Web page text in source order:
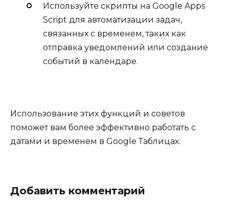
Используйте скрипты на Google Apps
Script для автоматизации задач,
связанных с временем, таких как
отправка уведомлений или создание
событий в календаре.
Использование этих функций и советов
поможет вам более эффективно работать с
датами и временем в Google Таблицах.
Добавить комментарий